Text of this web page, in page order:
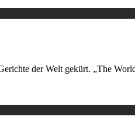
der Welt gekürt. „The